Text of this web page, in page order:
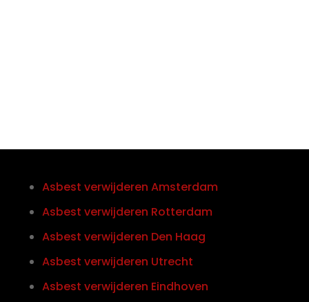
Asbest verwijderen Amsterdam
Asbest verwijderen Rotterdam
Asbest verwijderen Den Haag
Asbest verwijderen Utrecht
Asbest verwijderen Eindhoven